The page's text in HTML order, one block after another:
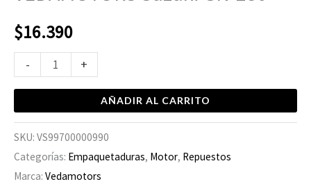
$16.390
- +
AÑADIR AL CARRITO
SKU: VS99700000990
Categorías: Empaquetaduras, Motor, Repuestos
Marca: Vedamotors